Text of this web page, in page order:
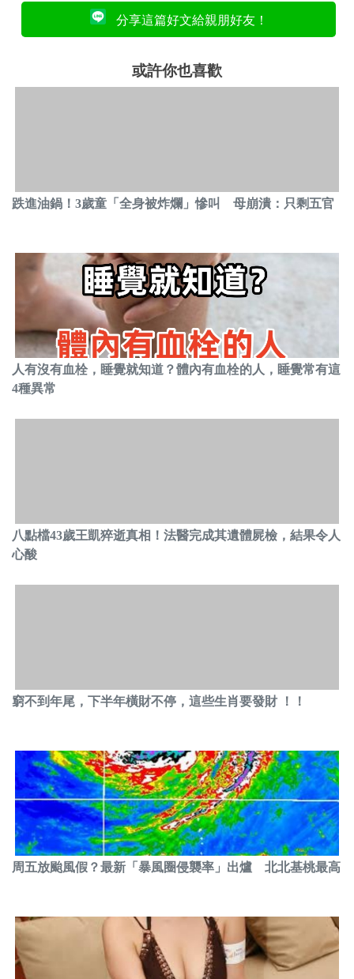
分享這篇好文給親朋好友！
或許你也喜歡
跌進油鍋！3歲童「全身被炸爛」慘叫 母崩潰：只剩五官
人有沒有血栓，睡覺就知道？體內有血栓的人，睡覺常有這
4種異常
八點檔43歲王凱猝逝真相！法醫完成其遺體屍檢，結果令人
心酸
窮不到年尾，下半年橫財不停，這些生肖要發財 ！！
周五放颱風假？最新「暴風圈侵襲率」出爐 北北基桃最高